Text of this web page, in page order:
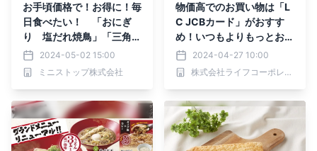
お手頃価格で！お得に！毎
日食べたい！ 「おにぎ
り 塩だれ焼鳥」「三角ピ
ザドーナツ」５月７日
（火）新発売
2024-05-02 15:00
ミニストップ株式会社
物価高でのお買い物は「L
C JCBカード」がおすす
め！いつもよりもっとお得
なライフのポイント「実質
5倍」キャンペーンを5～7
月に期間限定で開催！
2024-04-27 10:00
株式会社ライフコーポレーション